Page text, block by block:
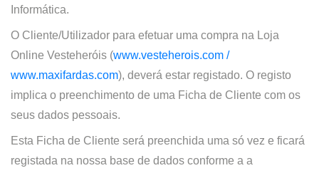
Informática.
O Cliente/Utilizador para efetuar uma compra na Loja
Online Vesteheróis (www.vesteherois.com /
www.maxifardas.com), deverá estar registado. O registo
implica o preenchimento de uma Ficha de Cliente com os
seus dados pessoais.
Esta Ficha de Cliente será preenchida uma só vez e ficará
registada na nossa base de dados conforme a a